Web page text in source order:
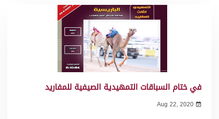
في ختام السباقات التمهيدية الصيفية للمفاريد
Aug 22, 2020